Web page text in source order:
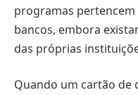
programas pertencem
bancos, embora
das próprias
Quando um cartão de